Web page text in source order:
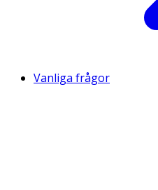
Vanliga frågor